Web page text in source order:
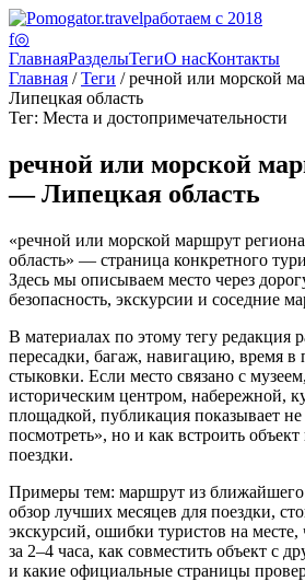
работаем с 2018
f◎
ГлавнаяРазделыТегиО насКонтакты
Главная /Теги / речной или морской
Липецкая область
Тег: Места и достопримечательности
речной или морской
— Липецкая область
«речной или морской маршрут
область» — страница конкретного
Здесь мы описываем место через
безопасность, экскурсии и соседние
В материалах по этому тегу редакция
пересадки, багаж, навигацию, время в
стыковки. Если место связано с
историческим центром, набережной,
площадкой, публикация показывает не
посмотреть», но и как встроить
поездки.
Примеры тем: маршрут из ближайшего
обзор лучших месяцев для поездки,
экскурсий, ошибки туристов на месте,
за 2–4 часа, как совместить объект с
и какие официальные страницы